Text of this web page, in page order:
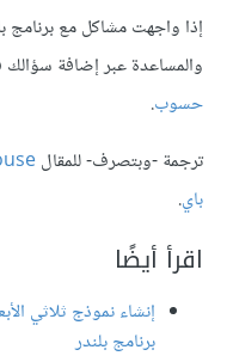
إذا واجهت مشاكل مع برنامج
والمساعدة عبر إضافة
حسوب.
ترجمة -وبتصرف- للمقال
باي.
اقرأ أيضًا
إنشاء نموذج ثلاثي
برنامج بلندر